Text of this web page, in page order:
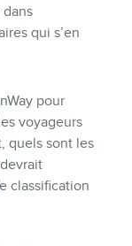
qui s’en
pour
voyageurs
quels sont les
classification